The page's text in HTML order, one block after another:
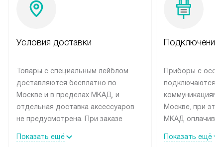
Условия доставки
Товары с специальным лейблом
доставляются бесплатно по
Москве и в пределах МКАД, и
отдельная доставка аксессуаров
не предусмотрена. При заказе
рекомендуем обсудить с
Показать ещё
Подключение
Приборы с
подключаются к
коммуникациям
Москве, при
МКАД
партнера
Показать ещё